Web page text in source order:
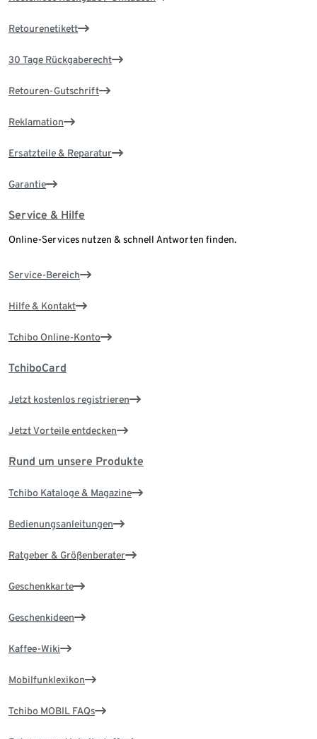
Retourenetikett
30 Tage Rückgaberecht
Retouren-Gutschrift
Reklamation
Ersatzteile & Reparatur
Garantie
Service & Hilfe
Online-Services nutzen & schnell Antworten finden.
Service-Bereich
Hilfe & Kontakt
Tchibo Online-Konto
TchiboCard
Jetzt kostenlos registrieren
Jetzt Vorteile entdecken
Rund um unsere Produkte
Tchibo Kataloge & Magazine
Bedienungsanleitungen
Ratgeber & Größenberater
Geschenkkarte
Geschenkideen
Kaffee-Wiki
Mobilfunklexikon
Tchibo MOBIL FAQs